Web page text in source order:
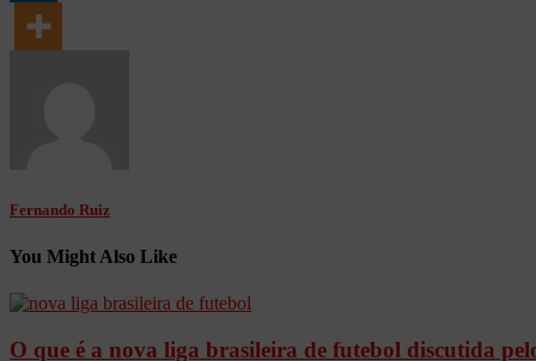
Fernando Ruiz
You Might Also Like
O que é a nova liga brasileira de futebol discutida